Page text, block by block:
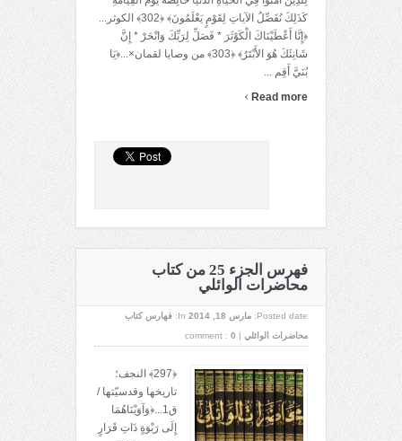
كَذَلِكَ نُفَصِّلُ الآياتِ لِقَوْمٍ يَعْلَمُونَ﴾ ﴿302﴾ الكوثر...
﴿إِنَّا أَعْطَيْنَاكَ الْكَوْثَرَ * فَصَلِّ لِرَبِّكَ وَانْحَرْ * إِنَّ
شَانِئَكَ هُوَ الأَبْتَرُ﴾ ﴿303﴾ من وصايا لقمان×...﴿يَا
بُنَيَّ أَقِم ...
Read more
›
فهرس الجزء 25 من كتاب
محاضرات الوائلي
Posted date: مارس 18, 2014 In:
فهارس كتاب
محاضرات الوائلي |
comment : 0
﴿297﴾ النجف؛
تاريخها وقدسيّتها /
ق1...﴿وَآوَيْنَاهُمَا
إِلَى رَبْوَةٍ ذَاتِ قَرَارٍ